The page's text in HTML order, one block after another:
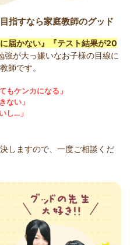
指すなら家庭教師のグッド
に届かない』『テスト結果が20
強が大っ嫌いなお子様の目線に
師です。
もケンカになる」
ない」
し…」
しますので、一度ご相談くだ